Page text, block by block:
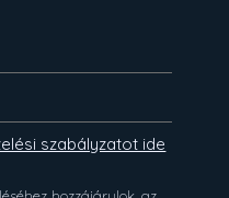
szabályzatot ide